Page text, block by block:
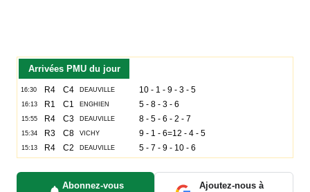
Arrivées PMU du jour
Abonnez-vous
Ajoutez-nous à